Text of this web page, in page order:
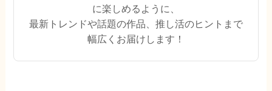
に楽しめるように、
最新トレンドや話題の作品、推し活のヒントまで
幅広くお届けします！